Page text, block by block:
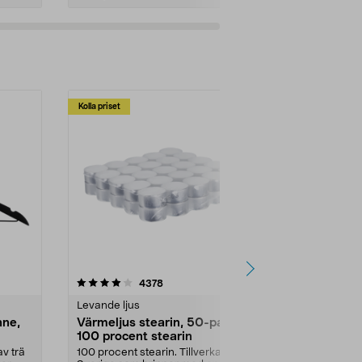
trä
Kolla priset
4378recensioner
Levande ljus
Värmeljus stearin, 50-pack,
100 procent stearin
100 procent stearin. Tillverkade i
4.5av 5 stjärnor